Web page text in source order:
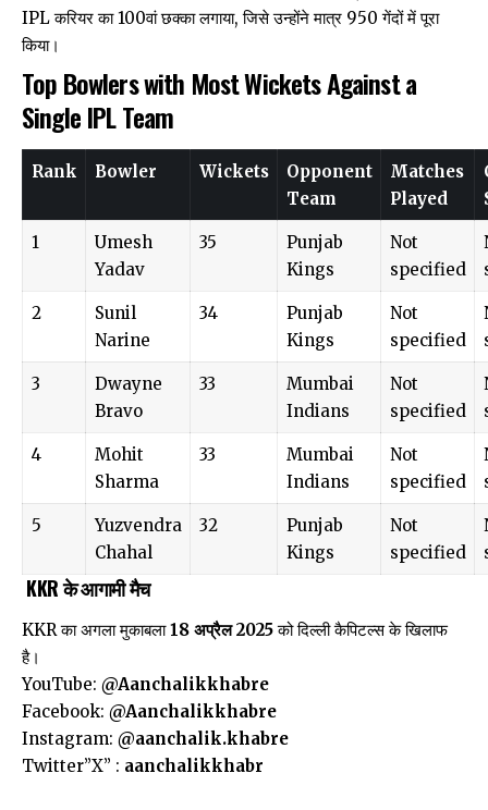
IPL करियर का 100वां छक्का लगाया, जिसे उन्होंने मात्र 950 गेंदों में पूरा
किया।
Top Bowlers with Most Wickets Against a
Single IPL Team
Rank Bowler Wickets
Opponent
Team
Matches
Played
1
Umesh
Yadav
35
Punjab
Kings
Not
specified
2
Sunil
Narine
34
Punjab
Kings
Not
specified
3
Dwayne
Bravo
33
Mumbai
Indians
Not
specified
4
Mohit
Sharma
33
Mumbai
Indians
Not
specified
5
Yuzvendra
Chahal
32
Punjab
Kings
Not
specified
KKR के आगामी मैच
KKR का अगला मुकाबला18 अप्रैल 2025को दिल्ली कैपिटल्स के खिलाफ
है।​
YouTube: @Aanchalikkhabre
Facebook: @Aanchalikkhabre
Instagram: @aanchalik.khabre
Twitter”X” : aanchalikkhabr